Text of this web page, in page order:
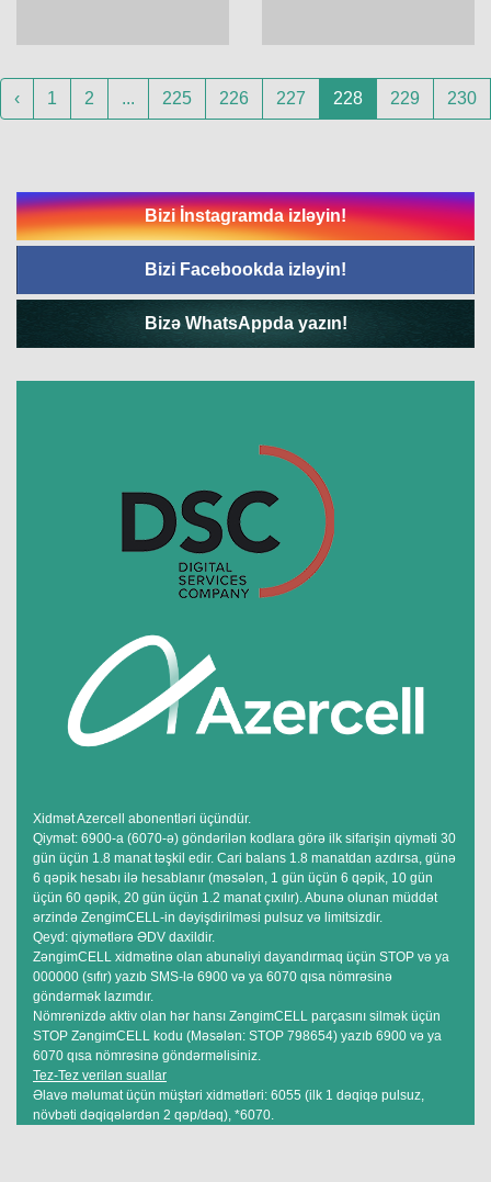
‹ 1 2 ... 225 226 227 228 229 230
Bizi İnstagramda izləyin!
Bizi Facebookda izləyin!
Bizə WhatsAppda yazın!
Xidmət Azercell abonentləri üçündür.
Qiymət: 6900-a (6070-ə) göndərilən kodlara görə ilk sifarişin qiyməti 30
gün üçün 1.8 manat təşkil edir. Cari balans 1.8 manatdan azdırsa, günə
6 qəpik hesabı ilə hesablanır (məsələn, 1 gün üçün 6 qəpik, 10 gün
üçün 60 qəpik, 20 gün üçün 1.2 manat çıxılır). Abunə olunan müddət
ərzində ZengimCELL-in dəyişdirilməsi pulsuz və limitsizdir.
Qeyd: qiymətlərə ƏDV daxildir.
ZəngimCELL xidmətinə olan abunəliyi dayandırmaq üçün STOP və ya
000000 (sıfır) yazıb SMS-lə 6900 və ya 6070 qısa nömrəsinə
göndərmək lazımdır.
Nömrənizdə aktiv olan hər hansı ZəngimCELL parçasını silmək üçün
STOP ZəngimCELL kodu (Məsələn: STOP 798654) yazıb 6900 və ya
6070 qısa nömrəsinə göndərməlisiniz.
Tez-Tez verilən suallar
Əlavə məlumat üçün müştəri xidmətləri: 6055 (ilk 1 dəqiqə pulsuz,
növbəti dəqiqələrdən 2 qəp/dəq), *6070.